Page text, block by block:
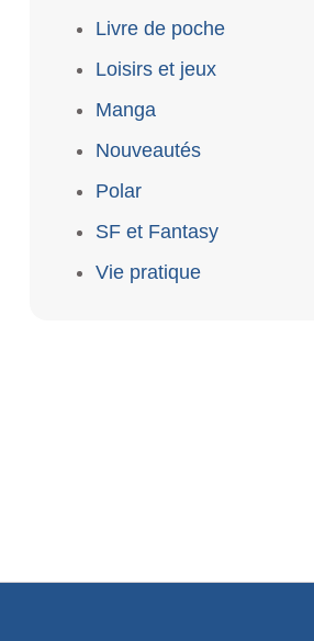
Livre de poche
Loisirs et jeux
Manga
Nouveautés
Polar
SF et Fantasy
Vie pratique